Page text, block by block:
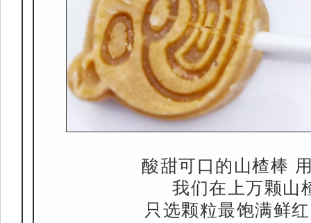
酸甜可口的山楂棒
我们在上万颗山
只选颗粒最饱满鲜